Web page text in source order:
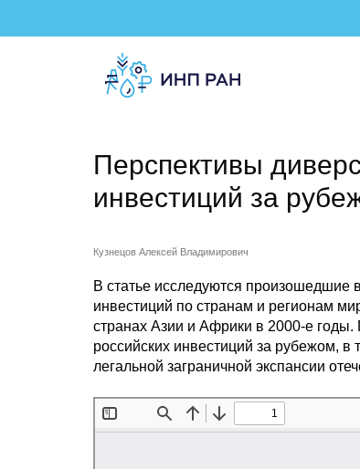
Перспективы
инвестиций за
Кузнецов Алексей Владимирович
В статье исследуются произошедшие
инвестиций по странам и регионам
странах Азии и Африки в 2000-е
российских инвестиций за рубежом, в
легальной заграничной экспансии